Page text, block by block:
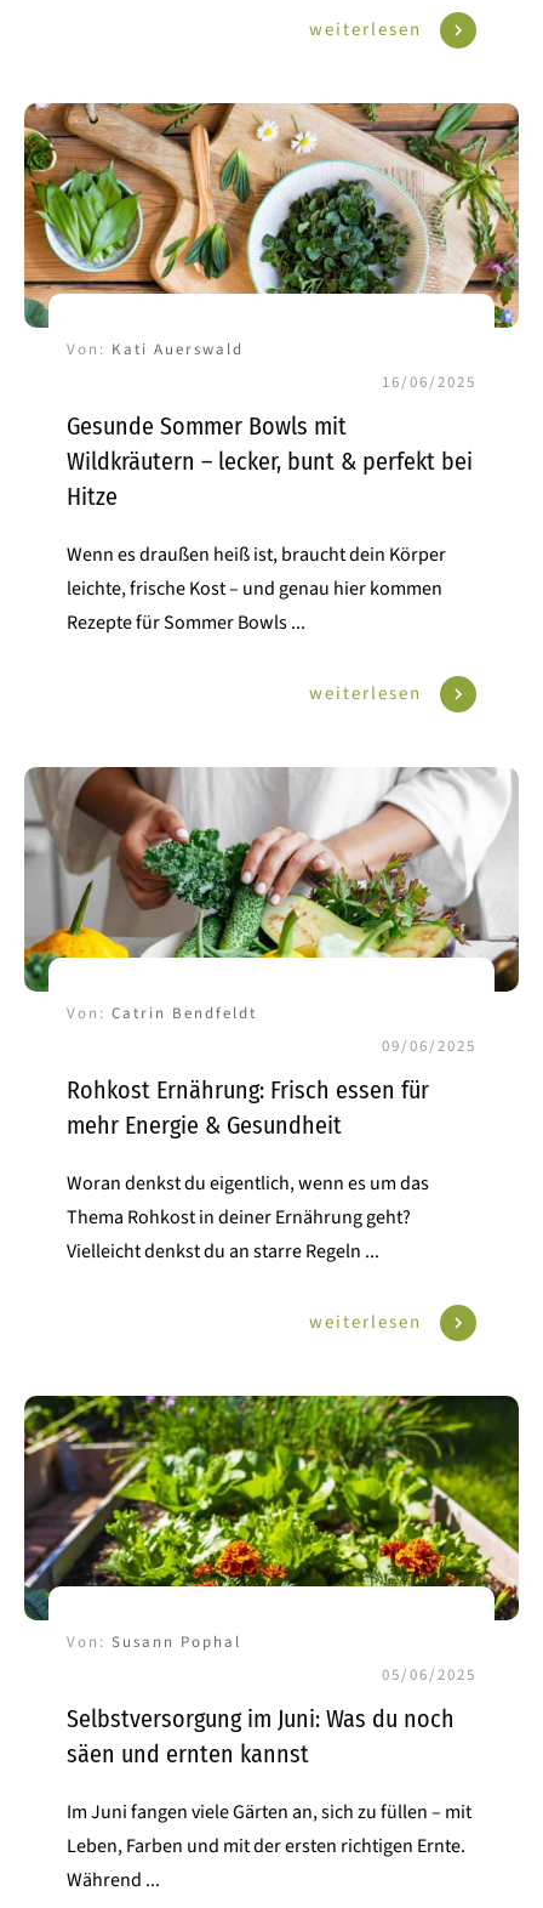
weiterlesen
Von: Kati Auerswald
16/06/2025
Gesunde Sommer Bowls mit
Wildkräutern – lecker, bunt & perfekt bei
Hitze
Wenn es draußen heiß ist, braucht dein Körper
leichte, frische Kost – und genau hier kommen
Rezepte für Sommer Bowls...
weiterlesen
Von:Catrin Bendfeldt
09/06/2025
Rohkost Ernährung: Frisch essen für
mehr Energie & Gesundheit
Woran denkst du eigentlich, wenn es um das
Thema Rohkost in deiner Ernährung geht?
Vielleicht denkst du an starre Regeln ...
weiterlesen
Von:Susann Pophal
05/06/2025
Selbstversorgung im Juni: Was du noch
säen und ernten kannst
Im Juni fangen viele Gärten an, sich zu füllen – mit
Leben, Farben und mit der ersten richtigen Ernte.
Während ...